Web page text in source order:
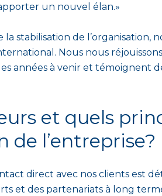
un nouvel élan.»
la stabilisation de l’organisation,
Nous nous
années à venir et témoignent
et quels
de l’entreprise?
direct avec nos clients est
et des partenariats à long